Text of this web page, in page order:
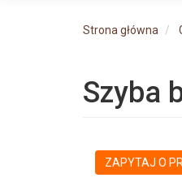
Strona główna
Szyba
ZAPYTAJ O